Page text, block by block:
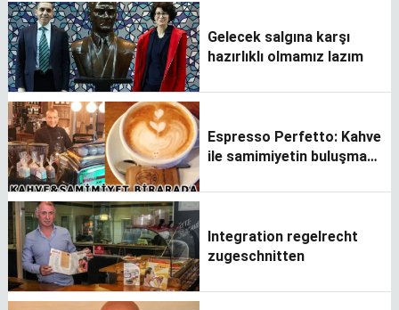
Gelecek salgına karşı
hazırlıklı olmamız lazım
Espresso Perfetto: Kahve
ile samimiyetin buluşma
Integration regelrecht
zugeschnitten